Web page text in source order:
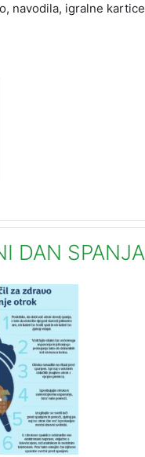
navodila, igralne
DAN SPANJA